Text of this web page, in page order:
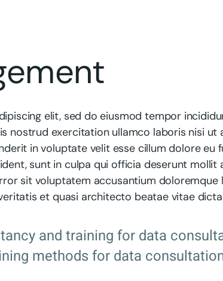
elit, sed do eiusmod tempor
nostrud exercitation ullamco laboris nisi ut
in voluptate velit esse cillum dolore eu
sunt in culpa qui officia deserunt mollit
sit voluptatem accusantium doloremque
et quasi architecto beatae vitae
and training for data
methods for data